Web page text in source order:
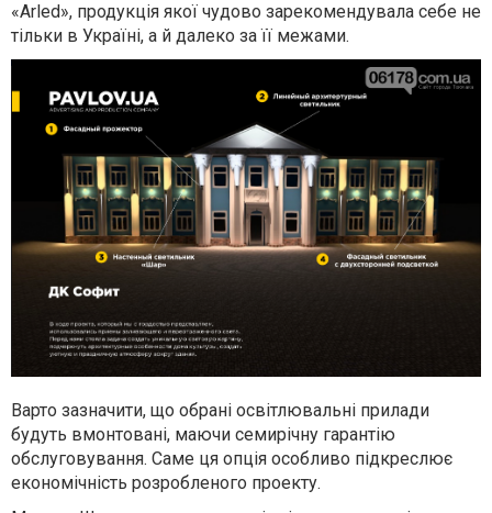
«Arled», продукція якої чудово зарекомендувала себе не
тільки в Україні, а й далеко за її межами.
Варто зазначити, що обрані освітлювальні прилади
будуть вмонтовані, маючи семирічну гарантію
обслуговування. Саме ця опція особливо підкреслює
економічність розробленого проекту.